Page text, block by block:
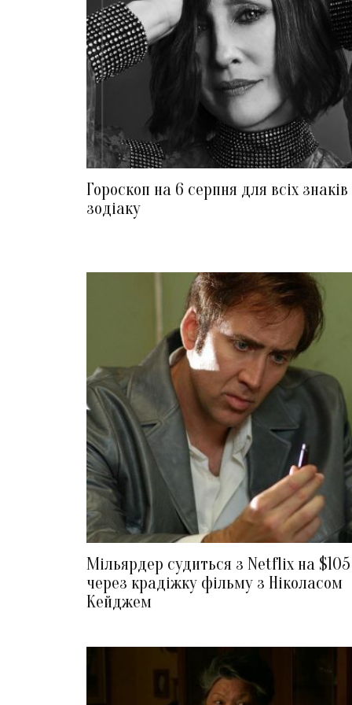
Гороскоп на 6 серпня для всіх знаків
зодіаку
Мільярдер судиться з Netflix на
через крадіжку фільму з Ніколасом
Кейджем